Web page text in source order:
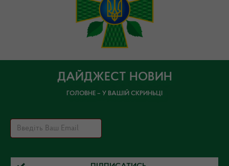
ДАЙДЖЕСТ НОВИН
ГОЛОВНЕ – У ВАШІЙ СКРИНЬЦІ